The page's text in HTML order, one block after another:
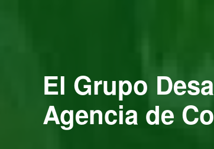
El Grupo
Agencia de